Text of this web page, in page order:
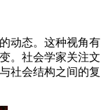
动态。这种视角有
。社会学家关注文
社会结构之间的复